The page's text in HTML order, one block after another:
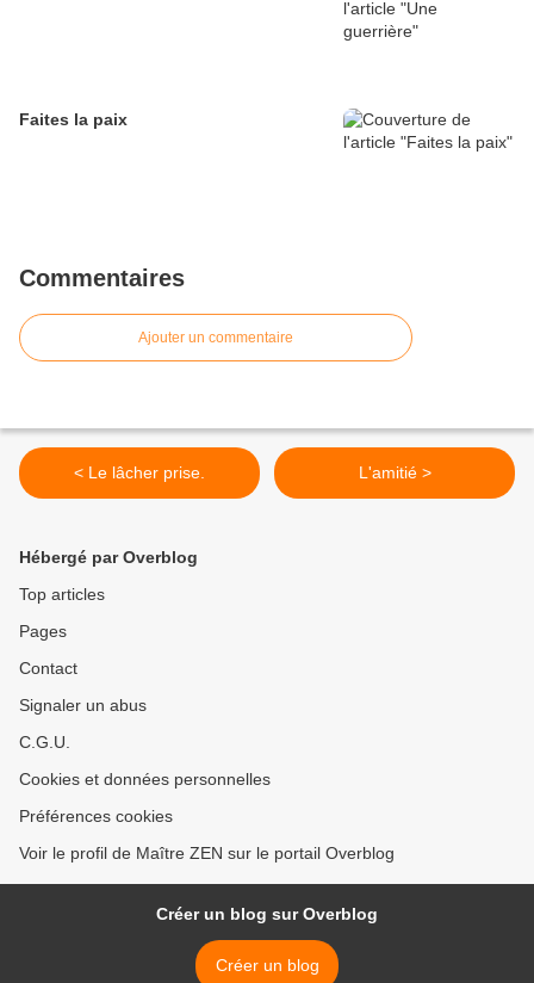
Faites la paix
Commentaires
Ajouter un commentaire
< Le lâcher prise. L'amitié >
Hébergé par Overblog
Top articles
Pages
Contact
Signaler un abus
C.G.U.
Cookies et données personnelles
Préférences cookies
Voir le profil de Maître ZEN sur le portail Overblog
Créer un blog sur Overblog
Créer un blog